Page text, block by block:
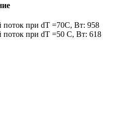
при dТ =70С, Вт: 958
при dТ =50 С, Вт: 618